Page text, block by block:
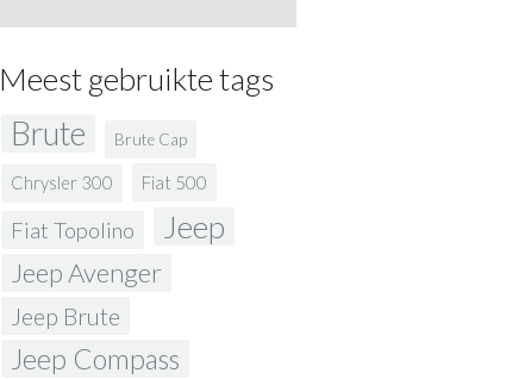
Meest gebruikte tags
Brute Brute Cap
Chrysler 300 Fiat 500
Fiat Topolino Jeep
Jeep Avenger
Jeep Brute
Jeep Compass